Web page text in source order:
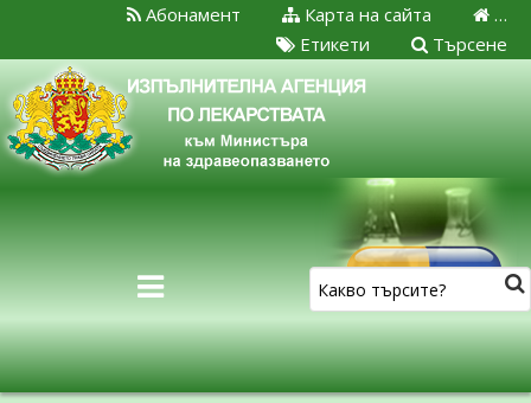
…
Карта на сайта
Абонамент
Търсене
Етикети